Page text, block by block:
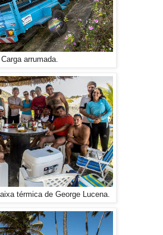
Carga arrumada.
térmica de George Lucena.